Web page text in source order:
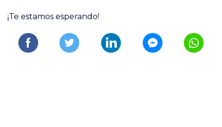
¡Te estamos esperando!